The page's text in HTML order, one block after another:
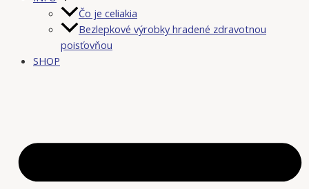
Čo je celiakia
Bezlepkové výrobky hradené zdravotnou
poisťovňou
SHOP